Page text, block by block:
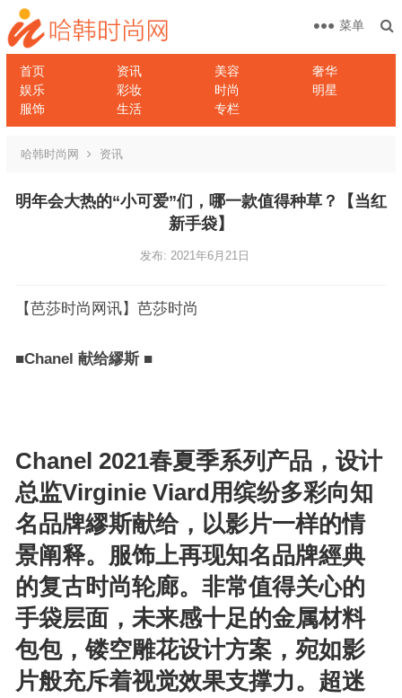
首页 资讯 美容
奢华
娱乐
彩妆 时尚
明星
服饰
生活 专栏
菜单
哈韩时尚网 资讯
明年会大热的“小可爱”们，哪一款值得种草？【当红
新手袋】
发布: 2021年6月21日
【芭莎时尚网讯】芭莎时尚
■Chanel 献给繆斯 ■
Chanel 2021春夏季系列产品，设计
总监Virginie Viard用缤纷多彩向知
名品牌繆斯献给，以影片一样的情
景阐释。服饰上再现知名品牌經典
的复古时尚轮廊。非常值得关心的
手袋层面，未来感十足的金属材料
包包，镂空雕花设计方案，宛如影
片般充斥着视觉效果支撑力。超迷